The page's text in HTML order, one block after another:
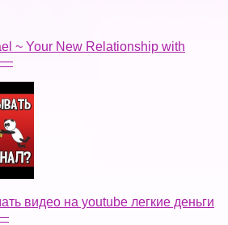
~ Your New Relationship with
—
видео на youtube легкие деньги